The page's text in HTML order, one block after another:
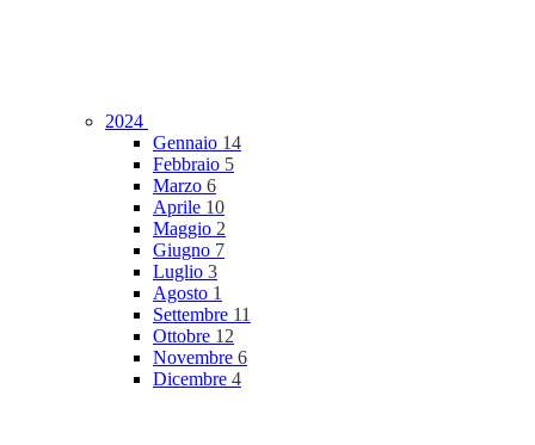
2024
Gennaio 14
Febbraio 5
Marzo 6
Aprile 10
Maggio 2
Giugno 7
Luglio 3
Agosto 1
Settembre 11
Ottobre 12
Novembre 6
Dicembre 4